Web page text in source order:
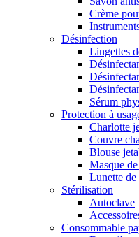
Crème
Désinfection
Lingettes
Sérum
Protection à
Charlotte
Couvre
Blouse
Masque
Lunette de
Stérilisation
Autoclave
Consommable